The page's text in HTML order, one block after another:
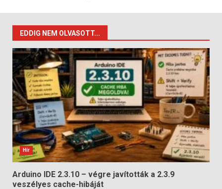
EDDIG NEM OLVASOTT...
Hír
Arduino IDE 2.3.10 – végre javították a 2.3.9
veszélyes cache-hibáját